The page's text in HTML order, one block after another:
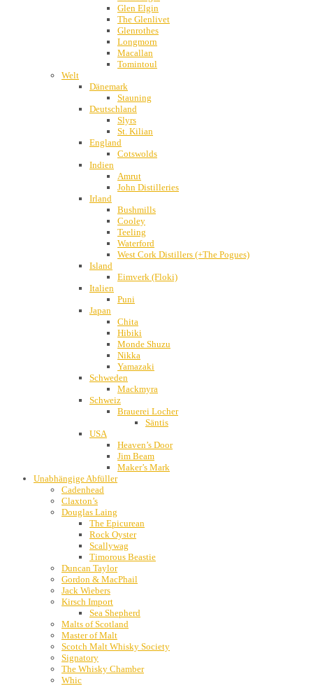
Glen Elgin
The Glenlivet
Glenrothes
Longmorn
Macallan
Tomintoul
Welt
Dänemark
Stauning
Deutschland
Slyrs
St. Kilian
England
Cotswolds
Indien
Amrut
John Distilleries
Irland
Bushmills
Cooley
Teeling
Waterford
West Cork Distillers (+The Pogues)
Island
Eimverk (Floki)
Italien
Puni
Japan
Chita
Hibiki
Monde Shuzu
Nikka
Yamazaki
Schweden
Mackmyra
Schweiz
Brauerei Locher
Säntis
USA
Heaven’s Door
Jim Beam
Maker’s Mark
Unabhängige Abfüller
Cadenhead
Claxton’s
Douglas Laing
The Epicurean
Rock Oyster
Scallywag
Timorous Beastie
Duncan Taylor
Gordon & MacPhail
Jack Wiebers
Kirsch Import
Sea Shepherd
Malts of Scotland
Master of Malt
Scotch Malt Whisky Society
Signatory
The Whisky Chamber
Whic